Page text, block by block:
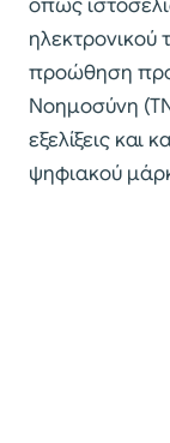
όπως
ηλεκτρονικού
προώθηση
Νοημοσύνη
εξελίξεις και
ψηφιακού